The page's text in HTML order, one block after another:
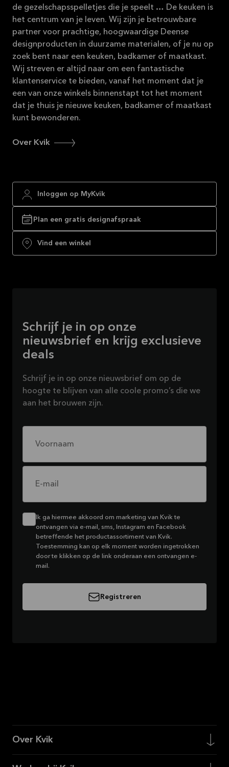
de gezelschapsspelletjes die je speelt … De keuken is
het centrum van je leven. Wij zijn je betrouwbare
partner voor prachtige, hoogwaardige Deense
designproducten in duurzame materialen, of je nu op
zoek bent naar een keuken, badkamer of maatkast.
Wij streven er altijd naar om een fantastische
klantenservice te bieden, vanaf het moment dat je
een van onze winkels binnenstapt tot het moment
dat je thuis je nieuwe keuken, badkamer of maatkast
kunt bewonderen.
Over Kvik
Inloggen op MyKvik
Plan een gratis designafspraak
Vind een winkel
Schrijf je in op onze
nieuwsbrief en krijg exclusieve
deals
Schrijf je in op onze nieuwsbrief om op de
hoogte te blijven van alle coole promo’s die we
aan het brouwen zijn.
Voornaam
E-mail
Ik ga hiermee akkoord om marketing van Kvik te
ontvangen via e-mail, sms, Instagram en Facebook
betreffende het productassortiment van Kvik.
Toestemming kan op elk moment worden ingetrokken
door te klikken op de link onderaan een ontvangen e-
mail.
Registreren
Over Kvik